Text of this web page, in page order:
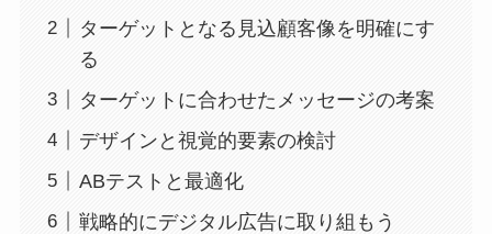
ターゲットとなる見込顧客像を明確にす
る
ターゲットに合わせたメッセージの考案
デザインと視覚的要素の検討
ABテストと最適化
戦略的にデジタル広告に取り組もう